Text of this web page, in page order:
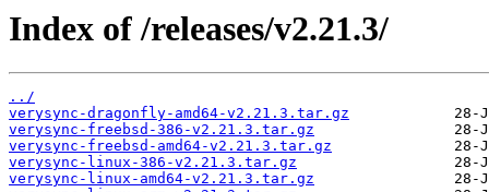
Index of /releases/v2.21.3/
../
verysync-dragonfly-amd64-v2.21.3.tar.gz
verysync-freebsd-386-v2.21.3.tar.gz
verysync-freebsd-amd64-v2.21.3.tar.gz
verysync-linux-386-v2.21.3.tar.gz
verysync-linux-amd64-v2.21.3.tar.gz